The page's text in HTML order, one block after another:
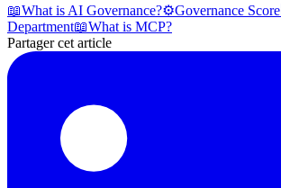
📖What is AI Governance?⚙️Governance Score
Department📖What is MCP?
Partager cet article